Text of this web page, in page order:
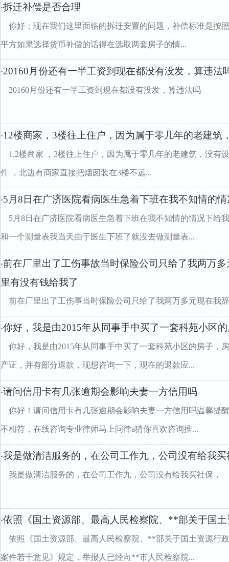
·拆迁补偿是否合理
你好；现在我们这里面临的拆迁安置的问题，补偿标准是按
平方如果选择货币补偿的话得在选取两套房子的情...
·20160月份还有一半工资到现在都没有没发，算违法
20160月份还有一半工资到现在都没有没发，算违法吗
·12楼商家，3楼往上住户，因为属于零几年的老建筑
1.2楼商家 ，3楼往上住户，因为属于零几年的老建筑，没有
件 ，北边有商家直接把烟囱装在3楼不远...
·5月8日在广济医院看病医生急着下班在我不知情的
5月8日在广济医院看病医生急着下班在我不知情的情况下给
和一个测量表我当天由于医生下班了就没去做测量表...
·前在厂里出了工伤事故当时保险公司只给了我两万
里有没有钱给我了
前在厂里出了工伤事当时保险公司只给了我两万多元现在我
·你好，我是由2015年从同事手中买了一套科苑小区
你好，我是由2015年从同事手中买了一套科苑小区的房子，
产证，并有部分退款，现想咨询一下，现在的退款应...
·请问信用卡有几张逾期会影响夫妻一方信用吗
你好！请问信用卡有几张逾期会影响夫妻一方信用吗温馨提
不相符，在线咨询专业律师马上问律a猜你喜欢咨询推...
·我是做清洁服务的，在公司工作九，公司没有给我买
我是做清洁服务的，在公司工作九，公司没有给我买社保，
·依照《国土资源部、最高人民检察院、**部关于国
依照《国土资源部、最高人民检察院、**部关于国土资源行
案件若干意见》规定，举报人已经向**市人民检察院...